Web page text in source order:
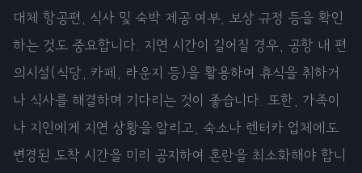
대체 항공편, 식사 및 숙박 제공 여부, 보상 규정 등을 확인
하는 것도 중요합니다. 지연 시간이 길어질 경우, 공항 내 편
의시설(식당, 카페, 라운지 등)을 활용하여 휴식을 취하거
나 식사를 해결하며 기다리는 것이 좋습니다. 또한, 가족이
나 지인에게 지연 상황을 알리고, 숙소나 렌터카 업체에도
변경된 도착 시간을 미리 공지하여 혼란을 최소화해야 합니